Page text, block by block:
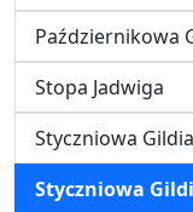
Październikowa
Stopa Jadwiga
Styczniowa Gildia
Styczniowa